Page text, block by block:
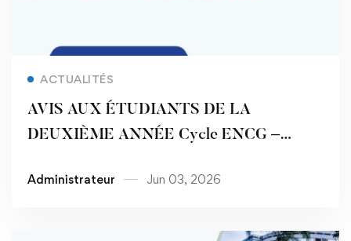
ACTUALITÉS
AVIS AUX ÉTUDIANTS DE LA
DEUXIÈME ANNÉE Cycle ENCG –
Administrateur Jun 03, 2026